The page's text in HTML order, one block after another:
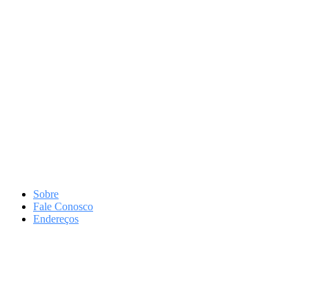
Sobre
Fale Conosco
Endereços